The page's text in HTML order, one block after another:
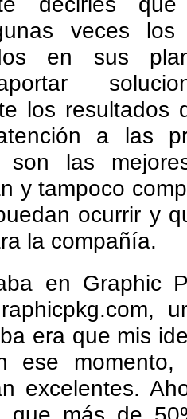
veces los
en sus
los
a las
son las
y tampoco
ocurrir y
la compañía.
en Graphic
era que mis
ese
excelentes.